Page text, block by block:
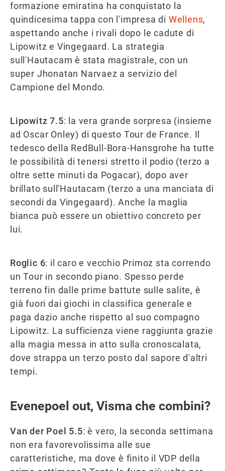
formazione emiratina ha conquistato la
quindicesima tappa con l'impresa di Wellens,
aspettando anche i rivali dopo le cadute di
Lipowitz e Vingegaard. La strategia
sull'Hautacam è stata magistrale, con un
super Jhonatan Narvaez a servizio del
Campione del Mondo.
Lipowitz 7.5: la vera grande sorpresa (insieme
ad Oscar Onley) di questo Tour de France. Il
tedesco della RedBull-Bora-Hansgrohe ha tutte
le possibilità di tenersi stretto il podio (terzo a
oltre sette minuti da Pogacar), dopo aver
brillato sull'Hautacam (terzo a una manciata di
secondi da Vingegaard). Anche la maglia
bianca può essere un obiettivo concreto per
lui.
Roglic 6: il caro e vecchio Primoz sta correndo
un Tour in secondo piano. Spesso perde
terreno fin dalle prime battute sulle salite, è
già fuori dai giochi in classifica generale e
paga dazio anche rispetto al suo compagno
Lipowitz. La sufficienza viene raggiunta grazie
alla magia messa in atto sulla cronoscalata,
dove strappa un terzo posto dal sapore d'altri
tempi.
Evenepoel out, Visma che combini?
Van der Poel 5.5: è vero, la seconda settimana
non era favorevolissima alle sue
caratteristiche, ma dove è finito il VDP della